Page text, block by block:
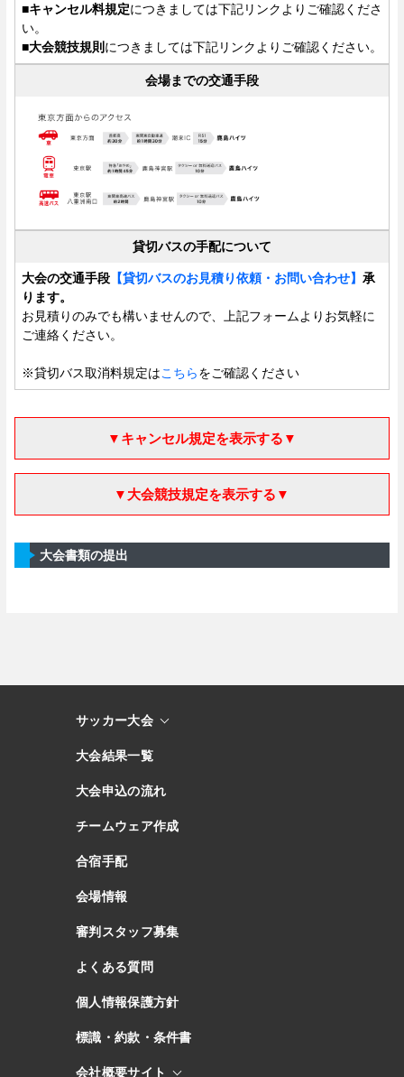
■キャンセル料規定につきましては下記リンクよりご確認くださ
い。
■大会競技規則につきましては下記リンクよりご確認ください。
会場までの交通手段
貸切バスの手配について
大会の交通手段【貸切バスのお見積り依頼・お問い合わせ】 承
ります。
お見積りのみでも構いませんので、上記フォームよりお気軽に
ご連絡ください。
※貸切バス取消料規定はこちらをご確認ください
▼キャンセル規定を表示する▼
▼大会競技規定を表示する▼
大会書類の提出
サッカー大会
大会結果一覧
大会申込の流れ
チームウェア作成
合宿手配
会場情報
審判スタッフ募集
よくある質問
個人情報保護方針
標識・約款・条件書
会社概要サイト